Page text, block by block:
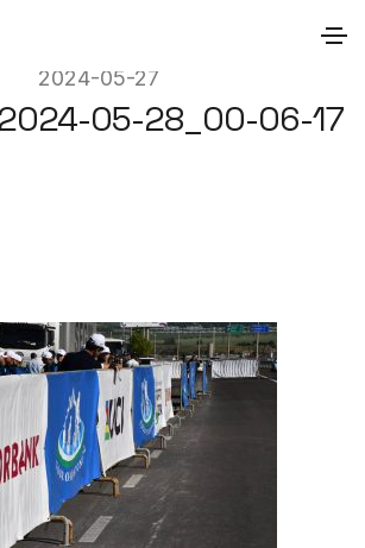
2024-05-27
05-28_00-06-17